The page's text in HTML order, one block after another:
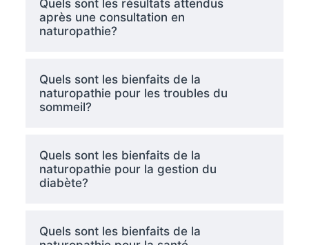
Quels sont les résultats attendus
après une consultation en
naturopathie?
Quels sont les bienfaits de la
naturopathie pour les troubles du
sommeil?
Quels sont les bienfaits de la
naturopathie pour la gestion du
diabète?
Quels sont les bienfaits de la